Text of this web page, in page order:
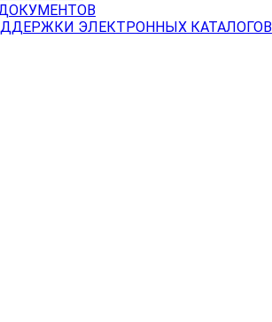
ЭЛЕКТРОННЫХ КАТАЛОГОВ